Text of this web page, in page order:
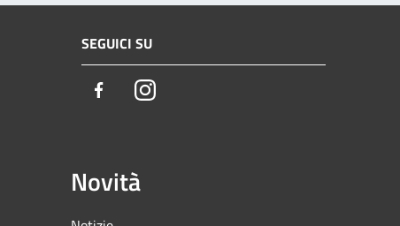
SEGUICI SU
FacebookInstagram
Novità